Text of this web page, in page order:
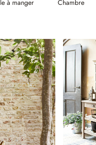
à manger Chambre